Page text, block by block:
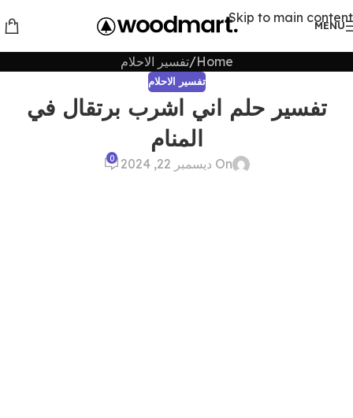
Skip to main content
MENU
Home تفسير الاحلام
تفسير الاحلام
تفسير حلم اني اشرب برتقال في
المنام
On ديسمبر 22, 2024 0